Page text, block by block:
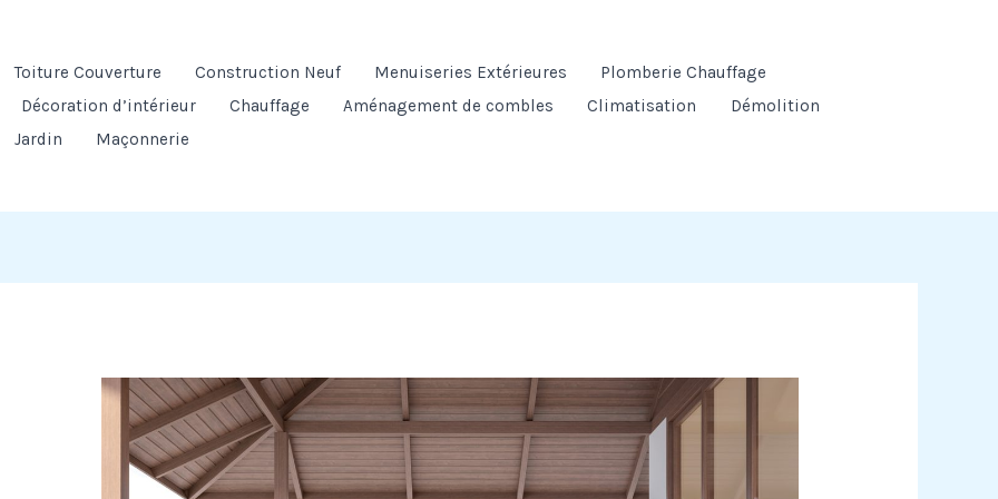
Toiture Couverture Construction Neuf Menuiseries Extérieures
Plomberie Chauffage
Décoration d’intérieur Chauffage Aménagement de combles Climatisation
Démolition
Jardin Maçonnerie